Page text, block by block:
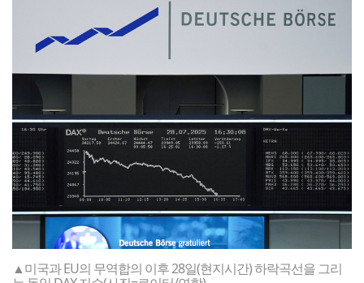
▲미국과 EU의 무역합의 이후 28일(현지시간) 하락곡선을 그리